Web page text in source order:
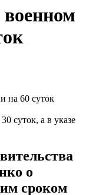
суток, а в указе
о
сроком